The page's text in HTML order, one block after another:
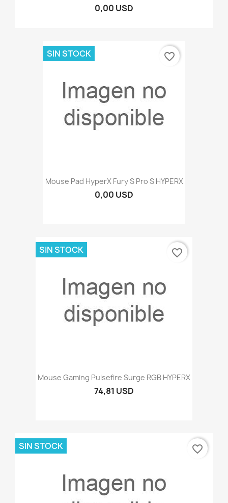
0,00 USD
Mouse Pad HyperX Fury S Pro S HYPERX
0,00 USD
SIN STOCK favorite_border
Mouse Gaming Pulsefire Surge RGB HYPERX
74,81 USD
SIN STOCK favorite_border
SIN STOCK favorite_border